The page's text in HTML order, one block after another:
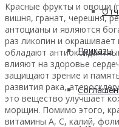
Приказы
Красные фрукты и овощи
вишня, гранат, черешня,
антоцианы и являются
раз ликопин и
обладают
влияют на здоровье
защищают зрение и
развития рака,
это вещество улучшает
морщин. Помимо этого,
витамины А, С, калий,